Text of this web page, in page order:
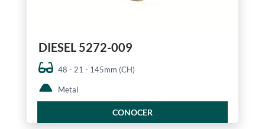
DIESEL 5272-009
48 - 21 - 145mm (CH)
Metal
CONOCER